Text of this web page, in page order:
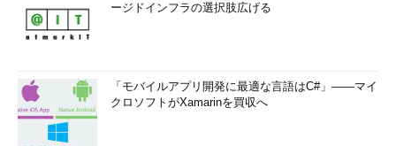
ージドインフラの選択肢広げる
「モバイルアプリ開発に最適な言語はC#」――マイ
クロソフトがXamarinを買収へ